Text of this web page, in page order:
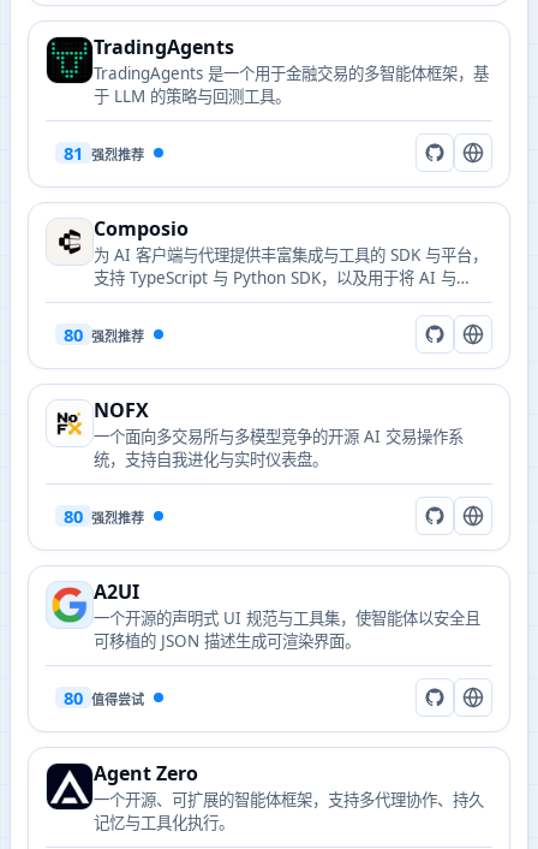
TradingAgents
TradingAgents 是一个用于金融交易的多智能体框架，基
于 LLM 的策略与回测工具。
81 强烈推荐
Composio
为 AI 客户端与代理提供丰富集成与工具的 SDK 与平台，
支持 TypeScript 与 Python SDK，以及用于将 AI 与
500+ 应用连接的 MCP 服务 Rube。
80 强烈推荐
NOFX
一个面向多交易所与多模型竞争的开源 AI 交易操作系
统，支持自我进化与实时仪表盘。
80 强烈推荐
A2UI
一个开源的声明式 UI 规范与工具集，使智能体以安全且
可移植的 JSON 描述生成可渲染界面。
80 值得尝试
Agent Zero
一个开源、可扩展的智能体框架，支持多代理协作、持久
记忆与工具化执行。